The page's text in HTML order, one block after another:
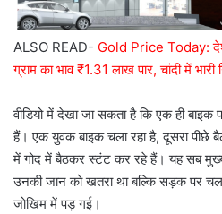
ALSO READ- Gold Price Today: देश
ग्राम का भाव ₹1.31 लाख पार, चांदी में भारी
वीडियो में देखा जा सकता है कि एक ही
हैं। एक युवक बाइक चला रहा है, दूसरा पीछे
में गोद में बैठकर स्टंट कर रहे हैं। यह सब
उनकी जान को खतरा था बल्कि सड़क पर
जोखिम में पड़ गई।